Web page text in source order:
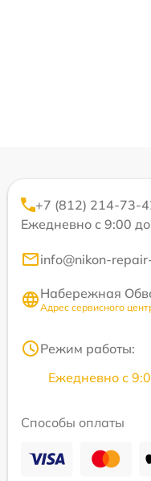
+7 (812) 214-73-
Ежедневно с 9:00
info@nikon-
Набережная
Адрес сервисного
Режим работы:
Ежедневно с
Способы оплаты